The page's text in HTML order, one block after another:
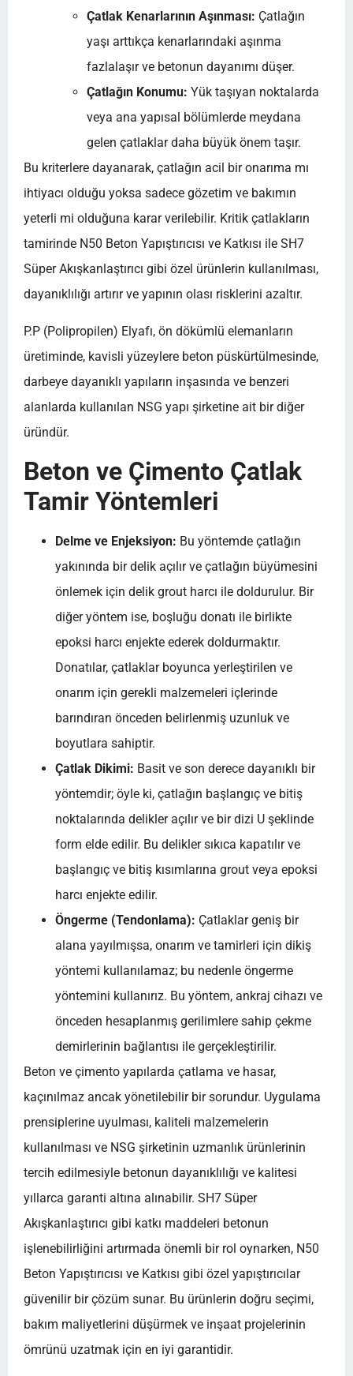
Çatlak Kenarlarının Aşınması: Çatlağın
yaşı arttıkça kenarlarındaki aşınma
fazlalaşır ve betonun dayanımı düşer.
Çatlağın Konumu: Yük taşıyan noktalarda
veya ana yapısal bölümlerde meydana
gelen çatlaklar daha büyük önem taşır.
Bu kriterlere dayanarak, çatlağın acil bir onarıma mı
ihtiyacı olduğu yoksa sadece gözetim ve bakımın
yeterli mi olduğuna karar verilebilir. Kritik çatlakların
tamirinde N50 Beton Yapıştırıcısı ve Katkısı ile SH7
Süper Akışkanlaştırıcı gibi özel ürünlerin kullanılması,
dayanıklılığı artırır ve yapının olası risklerini azaltır.
P.P (Polipropilen) Elyafı, ön dökümlü elemanların
üretiminde, kavisli yüzeylere beton püskürtülmesinde,
darbeye dayanıklı yapıların inşasında ve benzeri
alanlarda kullanılan NSG yapı şirketine ait bir diğer
üründür.
Beton ve Çimento Çatlak
Tamir Yöntemleri
Delme ve Enjeksiyon: Bu yöntemde çatlağın
yakınında bir delik açılır ve çatlağın büyümesini
önlemek için delik grout harcı ile doldurulur. Bir
diğer yöntem ise, boşluğu donatı ile birlikte
epoksi harcı enjekte ederek doldurmaktır.
Donatılar, çatlaklar boyunca yerleştirilen ve
onarım için gerekli malzemeleri içlerinde
barındıran önceden belirlenmiş uzunluk ve
boyutlara sahiptir.
Çatlak Dikimi: Basit ve son derece dayanıklı bir
yöntemdir; öyle ki, çatlağın başlangıç ve bitiş
noktalarında delikler açılır ve bir dizi U şeklinde
form elde edilir. Bu delikler sıkıca kapatılır ve
başlangıç ve bitiş kısımlarına grout veya epoksi
harcı enjekte edilir.
Öngerme (Tendonlama): Çatlaklar geniş bir
alana yayılmışsa, onarım ve tamirleri için dikiş
yöntemi kullanılamaz; bu nedenle öngerme
yöntemini kullanırız. Bu yöntem, ankraj cihazı ve
önceden hesaplanmış gerilimlere sahip çekme
demirlerinin bağlantısı ile gerçekleştirilir.
Beton ve çimento yapılarda çatlama ve hasar,
kaçınılmaz ancak yönetilebilir bir sorundur. Uygulama
prensiplerine uyulması, kaliteli malzemelerin
kullanılması ve NSG şirketinin uzmanlık ürünlerinin
tercih edilmesiyle betonun dayanıklılığı ve kalitesi
yıllarca garanti altına alınabilir. SH7 Süper
Akışkanlaştırıcı gibi katkı maddeleri betonun
işlenebilirliğini artırmada önemli bir rol oynarken, N50
Beton Yapıştırıcısı ve Katkısı gibi özel yapıştırıcılar
güvenilir bir çözüm sunar. Bu ürünlerin doğru seçimi,
bakım maliyetlerini düşürmek ve inşaat projelerinin
ömrünü uzatmak için en iyi garantidir.